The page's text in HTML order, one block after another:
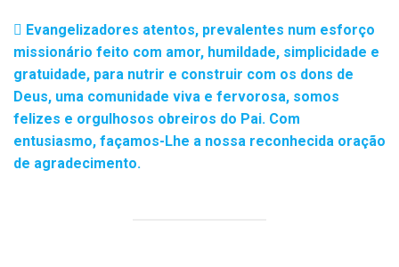
Evangelizadores atentos, prevalentes num esforço
missionário feito com amor, humildade, simplicidade e
gratuidade, para nutrir e construir com os dons de
Deus, uma comunidade viva e fervorosa, somos
felizes e orgulhosos obreiros do Pai. Com
entusiasmo, façamos-Lhe a nossa reconhecida oração
de agradecimento.